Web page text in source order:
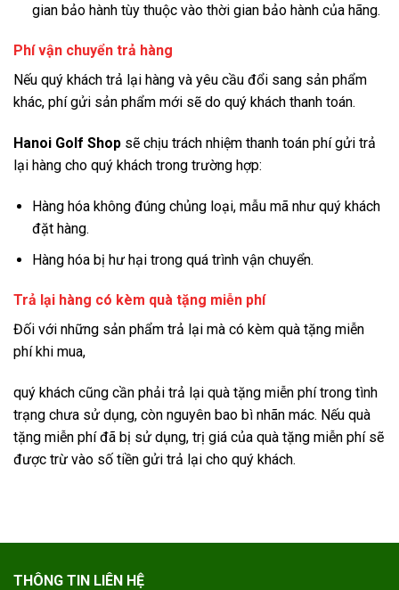
gian bảo hành tùy thuộc vào thời gian bảo hành của hãng.
Phí vận chuyển trả hàng
Nếu quý khách trả lại hàng và yêu cầu đổi sang sản phẩm
khác, phí gửi sản phẩm mới sẽ do quý khách thanh toán.
Hanoi Golf Shop sẽ chịu trách nhiệm thanh toán phí gửi trả
lại hàng cho quý khách trong trường hợp:
Hàng hóa không đúng chủng loại, mẫu mã như quý khách
đặt hàng.
Hàng hóa bị hư hại trong quá trình vận chuyển.
Trả lại hàng có kèm quà tặng miễn phí
Đối với những sản phẩm trả lại mà có kèm quà tặng miễn
phí khi mua,
quý khách cũng cần phải trả lại quà tặng miễn phí trong tình
trạng chưa sử dụng, còn nguyên bao bì nhãn mác. Nếu quà
tặng miễn phí đã bị sử dụng, trị giá của quà tặng miễn phí sẽ
được trừ vào số tiền gửi trả lại cho quý khách.
THÔNG TIN LIÊN HỆ